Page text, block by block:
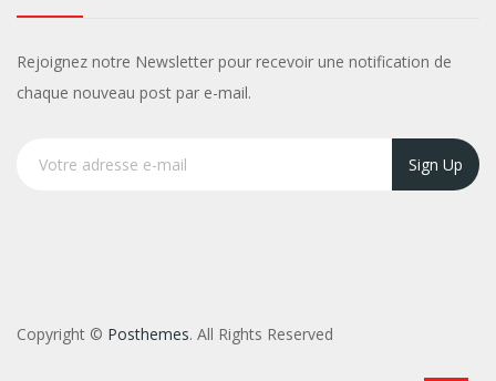
Rejoignez notre Newsletter pour recevoir une notification de
chaque nouveau post par e-mail.
Sign Up
Copyright © Posthemes. All Rights Reserved